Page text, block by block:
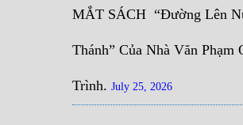
MẮT SÁCH “Đường Lên
Thánh” Của Nhà Văn Phạm
Trình. July 25, 2026